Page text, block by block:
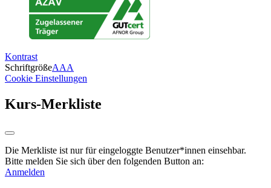
Kontrast
SchriftgrößeAAA
Cookie Einstellungen
Kurs-Merkliste
Die Merkliste ist nur für eingeloggte Benutzer*innen einsehbar.
Bitte melden Sie sich über den folgenden Button an:
Anmelden